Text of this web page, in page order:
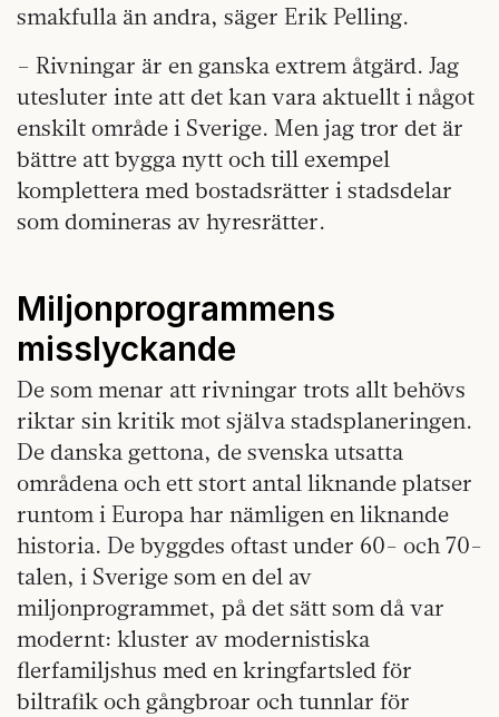
smakfulla än andra, säger Erik Pelling.
– Rivningar är en ganska extrem åtgärd. Jag
utesluter inte att det kan vara aktuellt i något
enskilt område i Sverige. Men jag tror det är
bättre att bygga nytt och till exempel
komplettera med bostadsrätter i stadsdelar
som domineras av hyresrätter.
Miljonprogrammens
misslyckande
De som menar att rivningar trots allt behövs
riktar sin kritik mot själva stadsplaneringen.
De danska gettona, de svenska utsatta
områdena och ett stort antal liknande platser
runtom i Europa har nämligen en liknande
historia. De byggdes oftast under 60- och 70-
talen, i Sverige som en del av
miljonprogrammet, på det sätt som då var
modernt: kluster av modernistiska
flerfamiljshus med en kringfartsled för
biltrafik och gångbroar och tunnlar för